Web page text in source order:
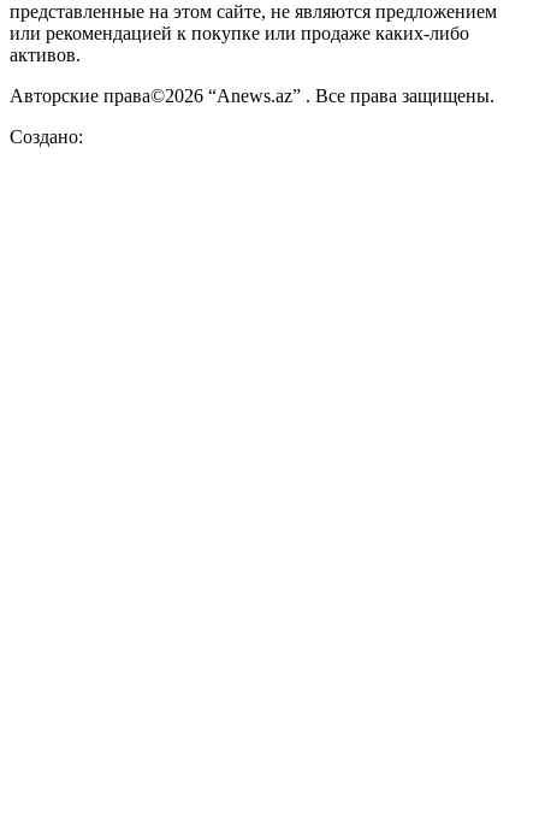
представленные на этом сайте, не являются предложением
или рекомендацией к покупке или продаже каких-либо
активов.
Авторские права©2026 “Anews.az” . Все права защищены.
Создано: